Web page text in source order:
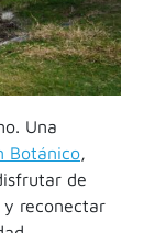
Una
Botánico,
de
y reconectar